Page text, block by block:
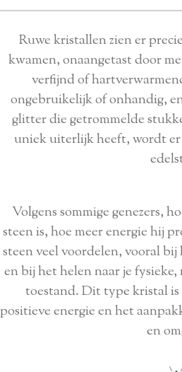
Ruwe kristallen zien er
kwamen, onaangetast door
verfijnd of
ongebruikelijk of onhandig,
glitter die getrommelde
uniek uiterlijk heeft, wordt er
Volgens sommige genezers,
steen is, hoe meer energie hij
steen veel voordelen, vooral
en bij het helen naar je
toestand. Dit type kristal
positieve energie en het
en